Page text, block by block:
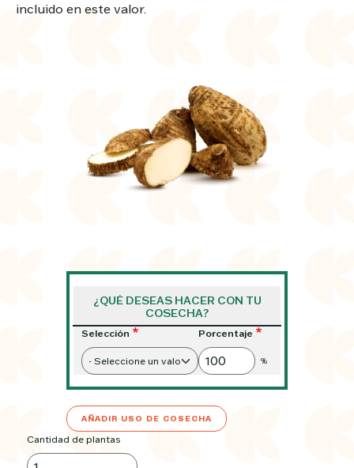
incluido en este valor.
¿QUÉ DESEAS HACER CON TU
COSECHA?
Selección Porcentaje
%
AÑADIR USO DE COSECHA
Cantidad de plantas